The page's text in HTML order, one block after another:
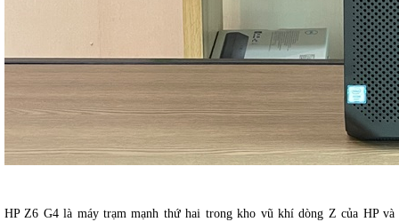
HP Z6 G4 là máy trạm mạnh thứ hai trong kho vũ khí dòng Z của HP và